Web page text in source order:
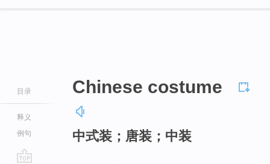
目录
释义
例句
Chinese costume
中式装；唐装；中装